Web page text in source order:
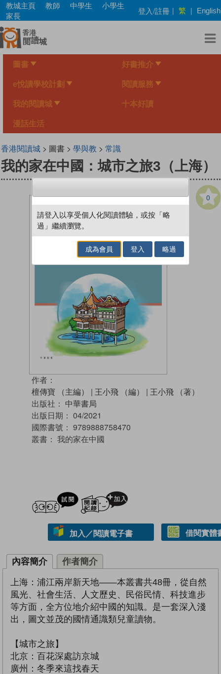
Skip
main
content
教城主頁 教師 中學生
小學生
家長
登入/註冊 | 繁 | English
圖書 好書推介
e悅讀學校計劃 閱讀服務
我的閱讀城 十本好讀
漫話生活
香港閱讀城> 圖書 > 學與教 > 常識
我的家在中國：城市之旅3（上海）
0
作者：
檀傳寶 （主編）
| 王小飛 （編） | 王小飛 （著）
出版社： 中華書局
出版日期： 04/2021
國際書號： 9789888758470
叢書： 我的家在中國
試閲
加入／閱讀電子書 借閱實體
內容簡介 作者簡介
上海：浦江兩岸新天地——本叢書共48冊，從自然
風光、社會生活、人文歷史、民俗民情、科技進步
等方面，全方位地介紹中國的知識。是一套深入淺
出，圖文並茂的國情通識類兒童讀物。
【城市之旅】
北京：百花深處訪京城
廣州：冬季來這找春天
請登入以享受個人化閱讀體驗，或按「略
過」繼續瀏覽。
成為會員 登入 略過